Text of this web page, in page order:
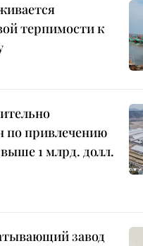
терпимости к
по привлечению
1 млрд. долл.
завод